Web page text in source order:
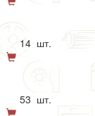
14 шт.
53 шт.